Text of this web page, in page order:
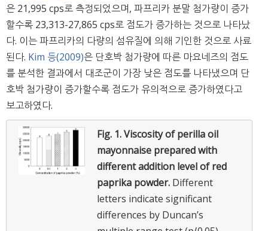
은 21,995 cps로 측정되었으며, 파프리카 분말 첨가량이 증가
할수록 23,313-27,865 cps로 점도가 증가하는 것으로 나타났
다. 이는 파프리카의 다량의 섬유질에 의해 기인한 것으로 사료
된다. Kim 등(2009)은 단호박 첨가량에 따른 마요네즈의 점도
를 분석한 결과에서 대조군이 가장 낮은 점도를 나타냈으며 단
호박 첨가량이 증가할수록 점도가 유의적으로 증가하였다고
보고하였다.
Fig. 1.Viscosity of perilla oil
mayonnaise prepared with
different addition level of red
paprika powder. Different
letters indicate significant
differences by Duncan’s